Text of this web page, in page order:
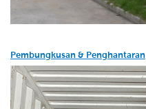
Pembungkusan & Penghantaran